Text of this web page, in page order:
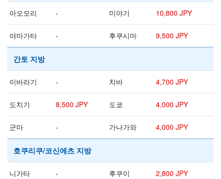
아오모리 - 미야기 10,800 JPY
야마가타 - 후쿠시마 9,500 JPY
간토 지방
이바라기 - 치바 4,700 JPY
도치기 8,500 JPY 도쿄 4,000 JPY
군마 - 가나가와 4,000 JPY
호쿠리쿠/코신에츠 지방
니가타 - 후쿠이 2,800 JPY